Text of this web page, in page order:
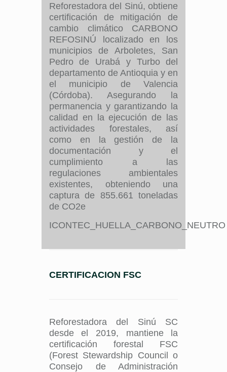
Reforestadora del Sinú, obtiene
certificación de mitigación de
cambio climático CARBONO
REFOSINÚ localizado en los
municipios de Arboletes, San
Pedro de Urabá y Turbo del
departamento de Antioquia y en
el municipio de Valencia
(Córdoba).
Asegurando la
permanencia y garantizando la
calidad en la ejecución de las
actividades forestales, así
como en la gestión de la
documentación y el
cumplimiento a las
regulaciones ambientales
existentes, obteniendo una
captura de 855.661 toneladas
de CO2e
ICONTEC_HUELLA_CARBONO_NEUTRO
CERTIFICACION FSC
Reforestadora del Sinú SC
desde el 2019, mantiene la
certificación forestal FSC
(Forest Stewardship Council o
Consejo de Administración